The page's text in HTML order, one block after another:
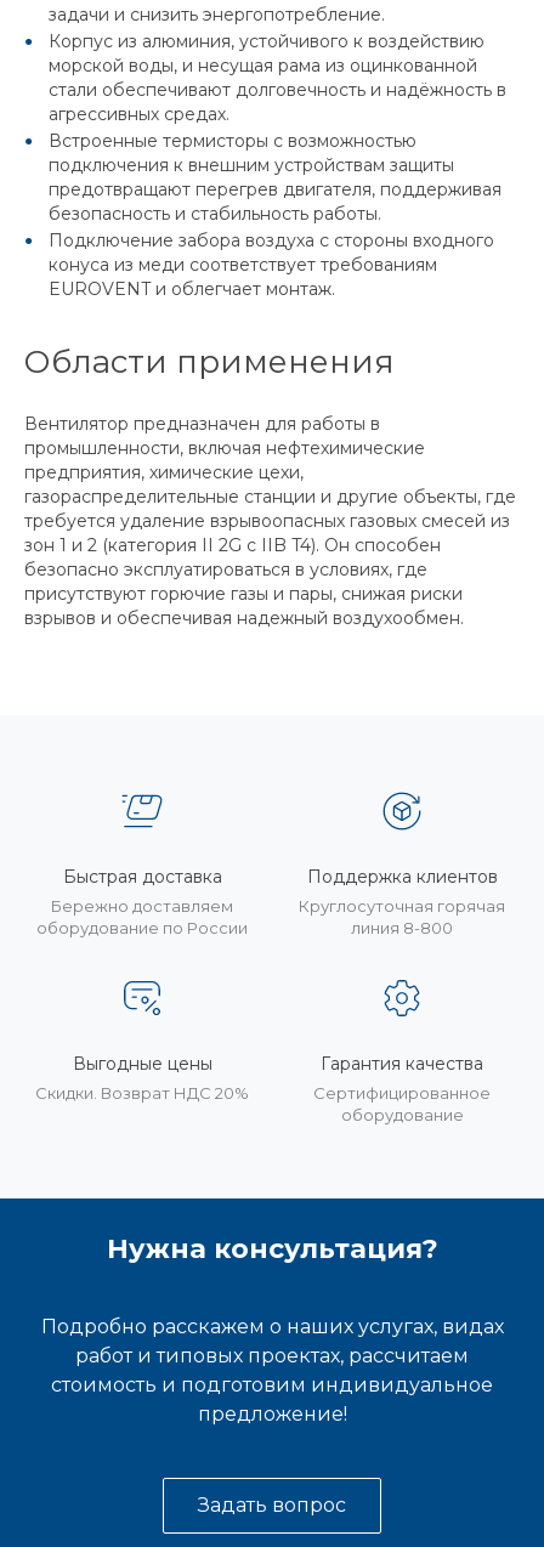
задачи и снизить энергопотребление.
Корпус из алюминия, устойчивого к воздействию
морской воды, и несущая рама из оцинкованной
стали обеспечивают долговечность и надёжность в
агрессивных средах.
Встроенные термисторы с возможностью
подключения к внешним устройствам защиты
предотвращают перегрев двигателя, поддерживая
безопасность и стабильность работы.
Подключение забора воздуха с стороны входного
конуса из меди соответствует требованиям
EUROVENT и облегчает монтаж.
Области применения
Вентилятор предназначен для работы в
промышленности, включая нефтехимические
предприятия, химические цехи,
газораспределительные станции и другие объекты, где
требуется удаление взрывоопасных газовых смесей из
зон 1 и 2 (категория II 2G c IIB T4). Он способен
безопасно эксплуатироваться в условиях, где
присутствуют горючие газы и пары, снижая риски
взрывов и обеспечивая надежный воздухообмен.
Быстрая доставка
Бережно доставляем
оборудование по России
Поддержка клиентов
Круглосуточная горячая
линия 8-800
Выгодные цены
Скидки. Возврат НДС 20%
Гарантия качества
Сертифицированное
оборудование
Нужна консультация?
Подробно расскажем о наших услугах, видах
работ и типовых проектах, рассчитаем
стоимость и подготовим индивидуальное
предложение!
Задать вопрос